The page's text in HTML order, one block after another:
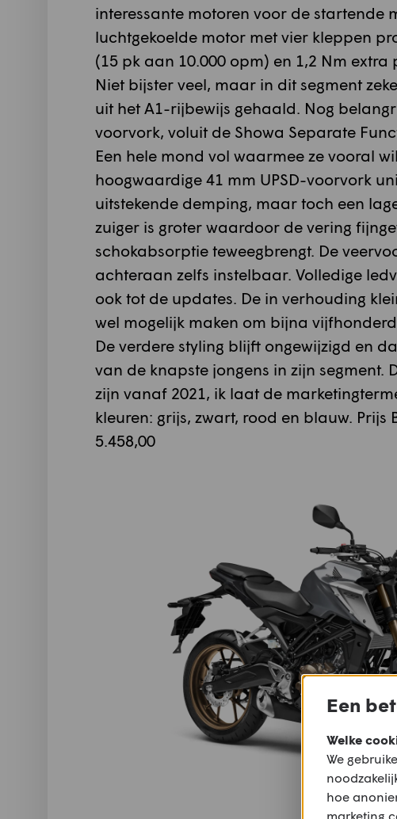
interessante motoren voor de startende
luchtgekoelde motor met vier kleppen
(15 pk aan 10.000 opm) en 1,2 Nm
Niet bijster veel, maar in dit segment
uit het A1-rijbewijs gehaald. Nog
voorvork, voluit de Showa Separate
Een hele mond vol waarmee ze vooral
hoogwaardige 41 mm UPSD-voorvork
uitstekende demping, maar toch een
zuiger is groter waardoor de vering
schokabsorptie teweegbrengt. De
achteraan zelfs instelbaar. Volledige
ook tot de updates. De in verhouding
wel mogelijk maken om bijna
De verdere styling blijft ongewijzigd en
van de knapste jongens in zijn segment.
zijn vanaf 2021, ik laat de
kleuren: grijs, zwart, rood en blauw. Prijs
5.458,00
Een
Welke
We
hoe
marketing